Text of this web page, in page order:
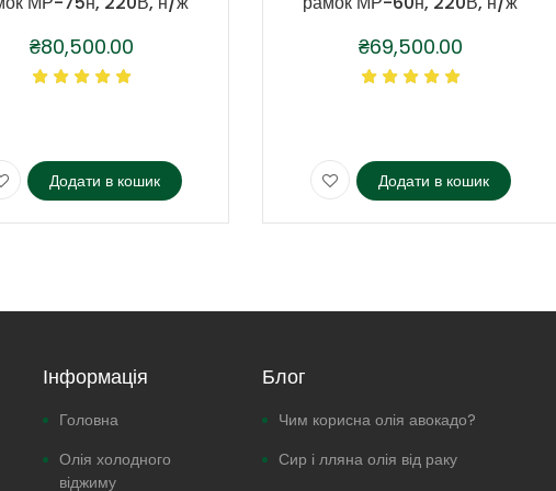
₴80,500.00
Додати в кошик
₴69,500.00
Додати в кошик
Інформація
Головна
Олія холодного
віджиму
Блог
Чим корисна олія авокадо?
Сир і лляна олія від раку